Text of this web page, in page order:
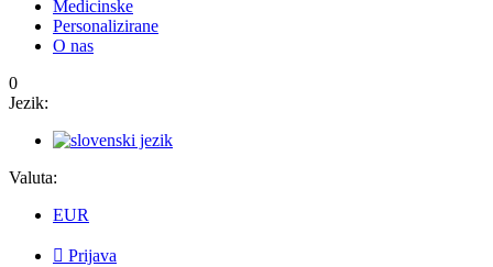
Medicinske
Personalizirane
O nas
0
Jezik:
Valuta:
EUR
 Prijava